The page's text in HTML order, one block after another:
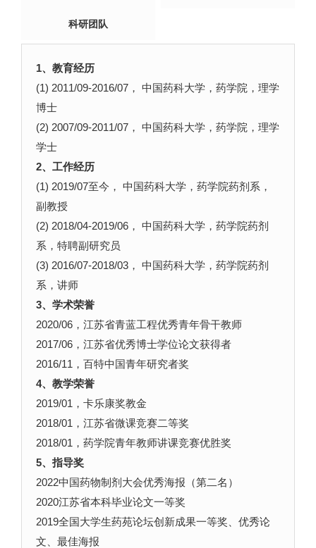
科研团队
1、教育经历
(1) 2011/09-2016/07， 中国药科大学，药学院，理学
博士
(2) 2007/09-2011/07， 中国药科大学，药学院，理学
学士
2、工作经历
(1) 2019/07至今， 中国药科大学，药学院药剂系，
副教授
(2) 2018/04-2019/06， 中国药科大学，药学院药剂
系，特聘副研究员
(3) 2016/07-2018/03， 中国药科大学，药学院药剂
系，讲师
3、学术荣誉
2020/06，江苏省青蓝工程优秀青年骨干教师
2017/06，江苏省优秀博士学位论文获得者
​2016/11，百特中国青年研究者奖
4、教学荣誉
2019/01，卡乐康奖教金
2018/01，江苏省微课竞赛二等奖
2018/01，药学院青年教师讲课竞赛优胜奖
5、指导奖
2022中国药物制剂大会优秀海报（第二名）
2020江苏省本科毕业论文一等奖
2019全国大学生药苑论坛创新成果一等奖、优秀论
文、最佳海报